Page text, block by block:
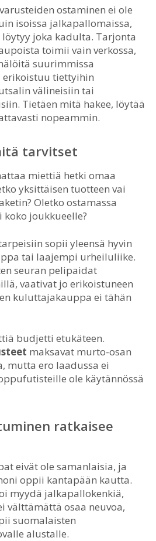
ostaminen ei ole
isoissa jalkapallomaissa,
joka kadulta. Tarjonta
toimii vain verkossa,
suurimmissa
erikoistuu tiettyihin
välineisiin tai
Tietäen mitä hakee, löytää
nopeammin.
tarvitset
miettiä hetki omaa
yksittäisen tuotteen vai
Oletko ostamassa
koko joukkueelle?
sopii yleensä hyvin
tai laajempi urheiluliike.
seuran pelipaidat
vaativat jo erikoistuneen
kuluttajakauppa ei tähän
budjetti etukäteen.
maksavat murto-osan
mutta ero laadussa ei
ole käytännössä
ratkaisee
eivät ole samanlaisia, ja
oppii kantapään kautta.
myydä jalkapallokenkiä,
välttämättä osaa neuvoa,
suomalaisten
alustalle.